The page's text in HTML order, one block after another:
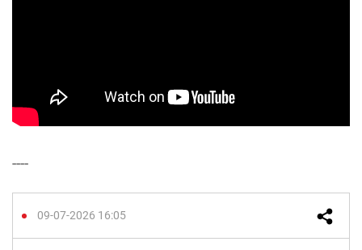
----
09-07-2026 16:05